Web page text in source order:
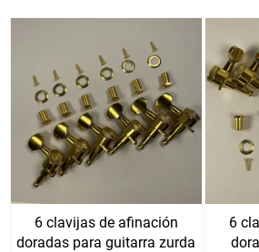
6 clavijas de afinación
doradas para guitarra zurda
6